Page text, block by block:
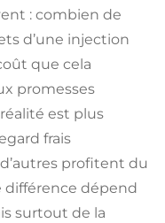
: combien de
d’une injection
que cela
promesses
réalité est plus
frais
profitent du
dépend
surtout de la